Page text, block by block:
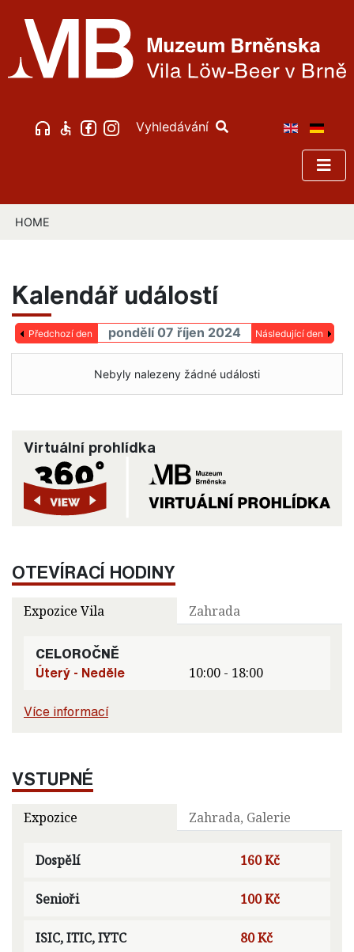
Vyhledávání
HOME
Kalendář událostí
Předchozí den pondělí 07 říjen 2024 Následující den
Nebyly nalezeny žádné události
Virtuální prohlídka
OTEVÍRACÍ HODINY
Expozice Vila Zahrada
CELOROČNĚ
Úterý - Neděle
10:00 - 18:00
Více informací
VSTUPNÉ
Expozice Zahrada, Galerie
Dospělí 160 Kč
Senioři 100 Kč
ISIC, ITIC, IYTC 80 Kč